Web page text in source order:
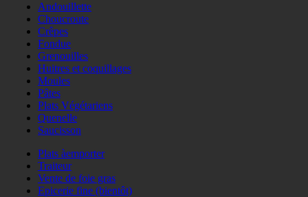
Andouillette
Choucroute
Crêpes
Fondue
Grenouilles
Huitres et coquillages
Moules
Pâtes
Plats Végétariens
Quenelle
Saucisson
Plats àemporter
Traiteur
Vente de foie gras
Epicerie fine (bientôt)